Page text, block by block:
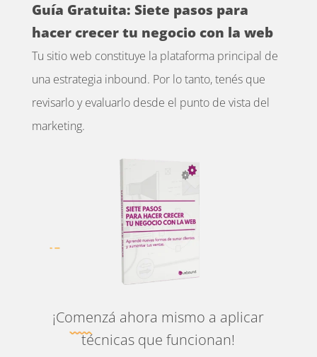
Guía Gratuita: Siete pasos para
hacer crecer tu negocio con la web
Tu sitio web constituye la plataforma principal de
una estrategia inbound. Por lo tanto, tenés que
revisarlo y evaluarlo desde el punto de vista del
marketing.
¡Comenzá ahora mismo a aplicar
técnicas que funcionan!